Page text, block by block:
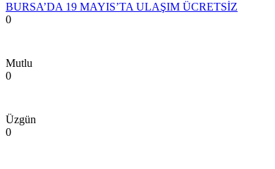
BURSA’DA 19 MAYIS’TA ULAŞIM ÜCRETSİZ
0
Mutlu
0
Üzgün
0